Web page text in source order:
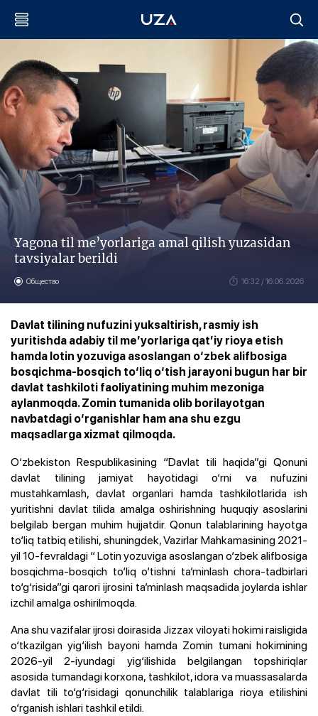
Yagona til me’yorlariga amal qilish yuzasidan
tavsiyalar berildi
Общество 16:32 / 16.06.2026
Davlat tilining nufuzini yuksaltirish, rasmiy ish
yuritishda adabiy til me’yorlariga qat’iy rioya etish
hamda lotin yozuviga asoslangan o‘zbek alifbosiga
bosqichma-bosqich to‘liq o‘tish jarayoni bugun har bir
davlat tashkiloti faoliyatining muhim mezoniga
aylanmoqda. Zomin tumanida olib borilayotgan
navbatdagi o‘rganishlar ham ana shu ezgu
maqsadlarga xizmat qilmoqda.
O‘zbekiston Respublikasining “Davlat tili haqida”gi Qonuni
davlat tilining jamiyat hayotidagi o‘rni va nufuzini
mustahkamlash, davlat organlari hamda tashkilotlarida ish
yuritishni davlat tilida amalga oshirishning huquqiy asoslarini
belgilab bergan muhim hujjatdir. Qonun talablarining hayotga
to‘liq tatbiq etilishi, shuningdek, Vazirlar Mahkamasining 2021-
yil 10-fevraldagi “Lotin yozuviga asoslangan o‘zbek alifbosiga
bosqichma-bosqich to‘liq o‘tishni ta’minlash chora-tadbirlari
to‘g‘risida”gi qarori ijrosini ta’minlash maqsadida joylarda ishlar
izchil amalga oshirilmoqda.
Ana shu vazifalar ijrosi doirasida Jizzax viloyati hokimi raisligida
o‘tkazilgan yig‘ilish bayoni hamda Zomin tumani hokimining
2026-yil 2-iyundagi yig‘ilishida belgilangan topshiriqlar
asosida tumandagi korxona, tashkilot, idora va muassasalarda
davlat tili to‘g‘risidagi qonunchilik talablariga rioya etilishini
o‘rganish ishlari tashkil etildi.